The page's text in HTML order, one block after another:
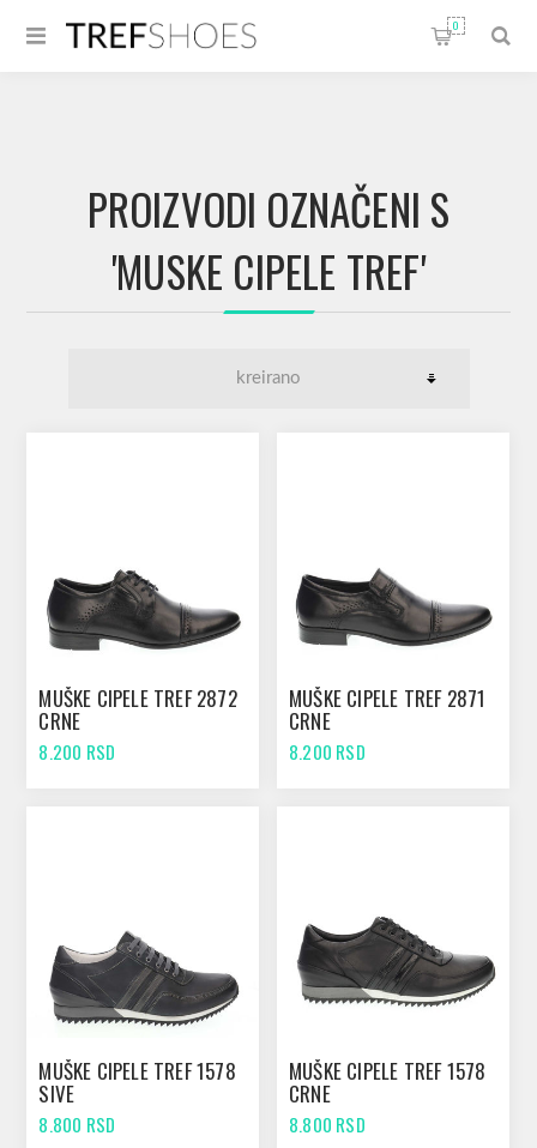
0
PROIZVODI OZNAČENI S
'MUSKE CIPELE TREF'
MUŠKE CIPELE TREF 2872
CRNE
8.200 RSD
MUŠKE CIPELE TREF 2871
CRNE
8.200 RSD
MUŠKE CIPELE TREF 1578
SIVE
8.800 RSD
MUŠKE CIPELE TREF 1578
CRNE
8.800 RSD